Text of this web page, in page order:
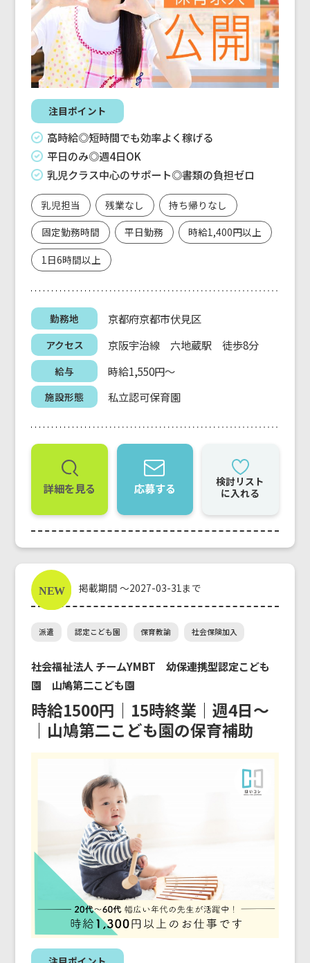
注目ポイント
高時給◎短時間でも効率よく稼げる
平日のみ◎週4日OK
乳児クラス中心のサポート◎書類の負担ゼロ
乳児担当 残業なし
持ち帰りなし
固定勤務時間
平日勤務
時給1,400円以上
1日6時間以上
勤務地 京都府京都市伏見区
アクセス 京阪宇治線 六地蔵駅 徒歩8分
給与 時給1,550円～
施設形態 私立認可保育園
詳細を見る 応募する
検討リスト
に入れる
掲載期間 ～2027-03-31まで
派遣 認定こども園 保育教諭 社会保険加入
社会福祉法人 チームYMBT 幼保連携型認定こども
園 山鳩第二こども園
時給1500円｜15時終業｜週4日〜
｜山鳩第二こども園の保育補助